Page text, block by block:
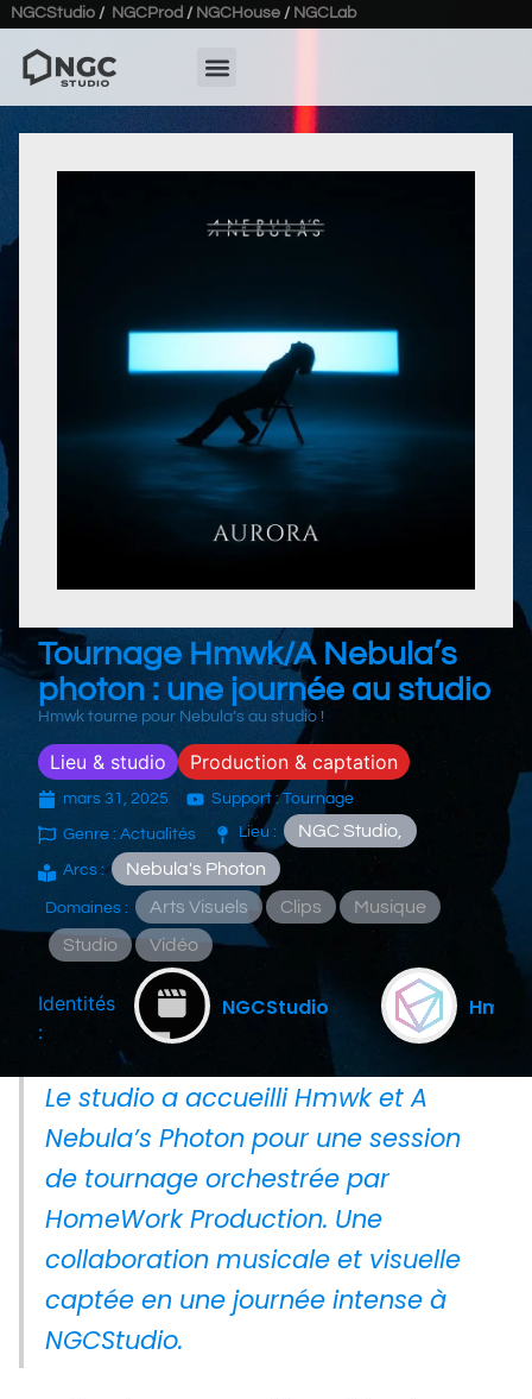
NGCStudio / NGCProd / NGCHouse / NGCLab
Tournage Hmwk/A Nebula’s
photon : une journée au studio
Hmwk tourne pour Nebula’s au studio !
Lieu & studio Production & captation
mars 31, 2025 Support : Tournage
Genre : Actualités Lieu : NGC Studio,
Arcs : Nebula's Photon
Domaines : Arts Visuels Clips
Musique
Studio
Vidéo
Identités
:
NGCStudio Hmwk.
Le studio a accueilli Hmwk et A
Nebula’s Photon pour une session
de tournage orchestrée par
HomeWork Production. Une
collaboration musicale et visuelle
captée en une journée intense à
NGCStudio.